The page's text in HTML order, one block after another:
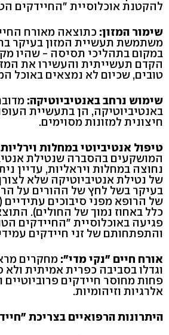
להקטנת אוכלוסיית "החיידקים
שימור המזון: כתוצאה מאורח
משתמשת תעשיית המזון בעיקר
במקום בתהליכי תסיסה - שהיו
הקדם תעשייתית והעשירו את
טובים, שכיום לא נמצאים באוכל
שימוש נרחב באנטיביוטיקה:
באנטיביוטיקה, הן בתעשיית
חיצונית למזונות מסוימים.
טיפול אנטיביוטי במחלות
המושקעים בהסברה שנטילת
נחוצה במחלות ויראליות, עדיין
של נטילת אנטיביוטיקה שלא
בעיקר בשל לחץ של ההורים על
של הרופא מפני סיבוכים עתידיים
כלל באחוז נמוך של החולים).
פגיעה באוכלוסיית "החיידקים
והתפתחותם של זני חיידקים
אורח חיים "נקי מדי": מחקרים
וגדלו בסביבה כפרית אמיתית ולא
פחות מחוסר חיידקים
אלרגיות וזיהומיות.
היתרונות הרפואיים בצריכת